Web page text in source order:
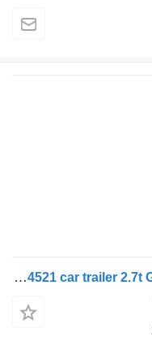
Lorries PL27-4521 car trailer 2.7t GVW tilting platform 441 x 200 cm